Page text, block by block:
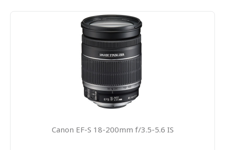
Canon EF-S 18-200mm f/3.5-5.6 IS